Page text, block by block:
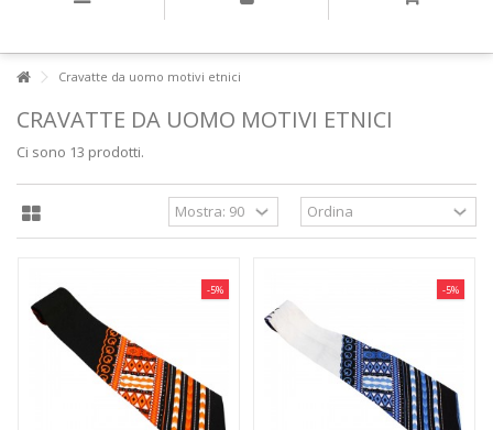
Cravatte da uomo motivi etnici
CRAVATTE DA UOMO MOTIVI ETNICI
Ci sono 13 prodotti.
-5% -5%